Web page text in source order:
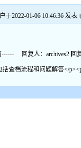
于2022-01-06 10:46:36 发表
回复人：archives2 回
档流程和问题解答</